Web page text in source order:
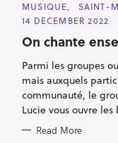
C
T
G
R
I
E
MUSIQUE
SAINT-
14 DECEMBER 2022
On chante
Parmi les groupes
mais auxquels
communauté, le
Lucie vous ouvre
Read More